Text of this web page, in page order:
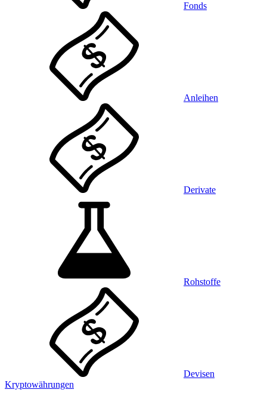
Fonds
Anleihen
Derivate
Rohstoffe
Devisen
Kryptowährungen